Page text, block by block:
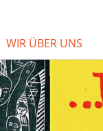
WIR ÜBER UNS